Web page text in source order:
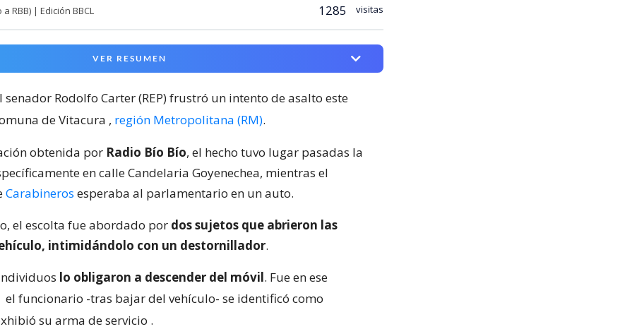
RBB) | Edición BBCL 1285 visitas
VER RESUMEN
senador Rodolfo Carter (REP) frustró un intento de asalto este
de Vitacura , región Metropolitana (RM).
obtenida por Radio Bío Bío, el hecho tuvo lugar pasadas la
en calle Candelaria Goyenechea, mientras el
Carabineros esperaba al parlamentario en un auto.
el escolta fue abordado por dos sujetos que abrieron las
intimidándolo con un destornillador.
lo obligaron a descender del móvil. Fue en ese
el funcionario -tras bajar del vehículo- se identificó como
su arma de servicio .